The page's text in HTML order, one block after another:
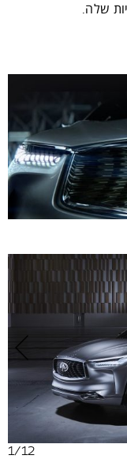
שלה.
1/12